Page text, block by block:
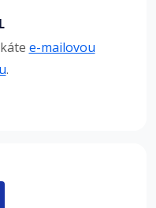
e-mailovou
.